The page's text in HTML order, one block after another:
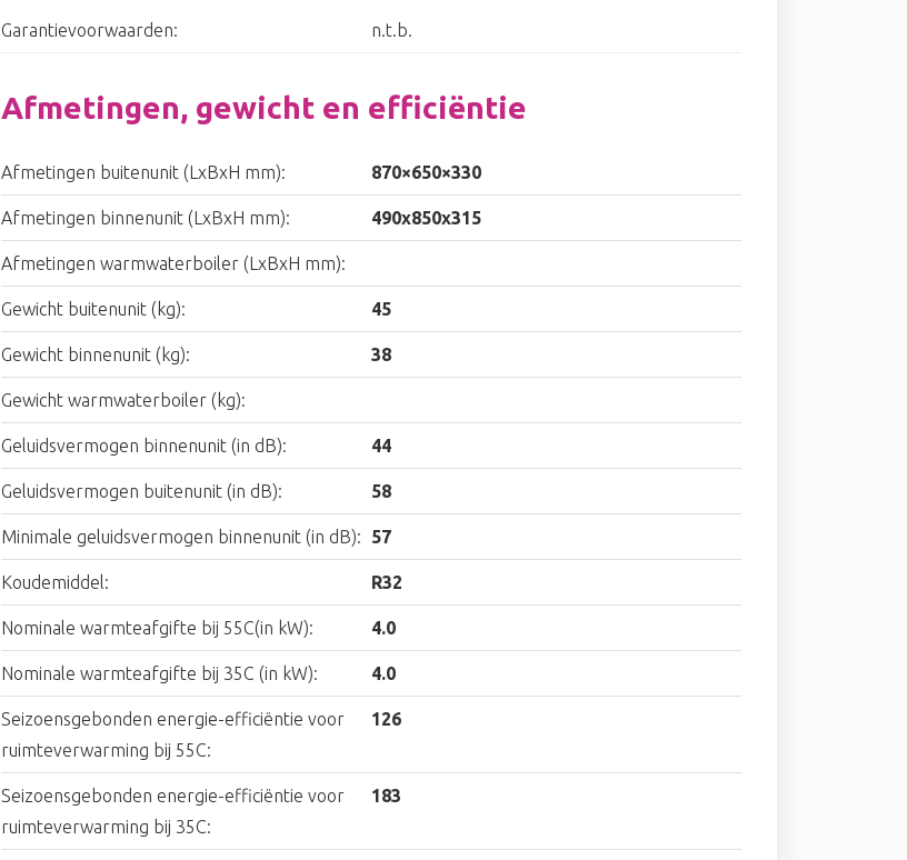
Garantievoorwaarden: n.t.b.
Afmetingen, gewicht en efficiëntie
Afmetingen buitenunit (LxBxH mm): 870×650×330
Afmetingen binnenunit (LxBxH mm): 490x850x315
Afmetingen warmwaterboiler (LxBxH mm):
Gewicht buitenunit (kg): 45
Gewicht binnenunit (kg): 38
Gewicht warmwaterboiler (kg):
Geluidsvermogen binnenunit (in dB): 44
Geluidsvermogen buitenunit (in dB): 58
Minimale geluidsvermogen binnenunit (in dB): 57
Koudemiddel: R32
Nominale warmteafgifte bij 55C(in kW): 4.0
Nominale warmteafgifte bij 35C (in kW): 4.0
Seizoensgebonden energie-efficiëntie voor
ruimteverwarming bij 55C:
126
Seizoensgebonden energie-efficiëntie voor
ruimteverwarming bij 35C:
183